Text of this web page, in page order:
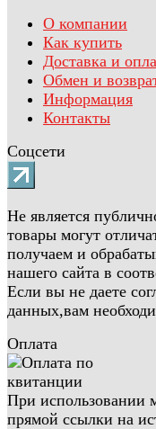
О компании
Как купить
Доставка и
Обмен и
Информация
Контакты
Соцсети
Не является
товары могут
получаем и
нашего сайта в
Если вы не даете
данных,вам
Оплата
При использовании
прямой ссылки на